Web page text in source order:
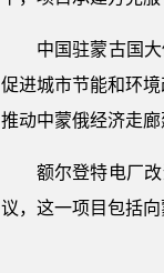
中国驻蒙古国
促进城市节能和环
推动中蒙俄经济走廊
额尔登特电厂
议，这一项目包括